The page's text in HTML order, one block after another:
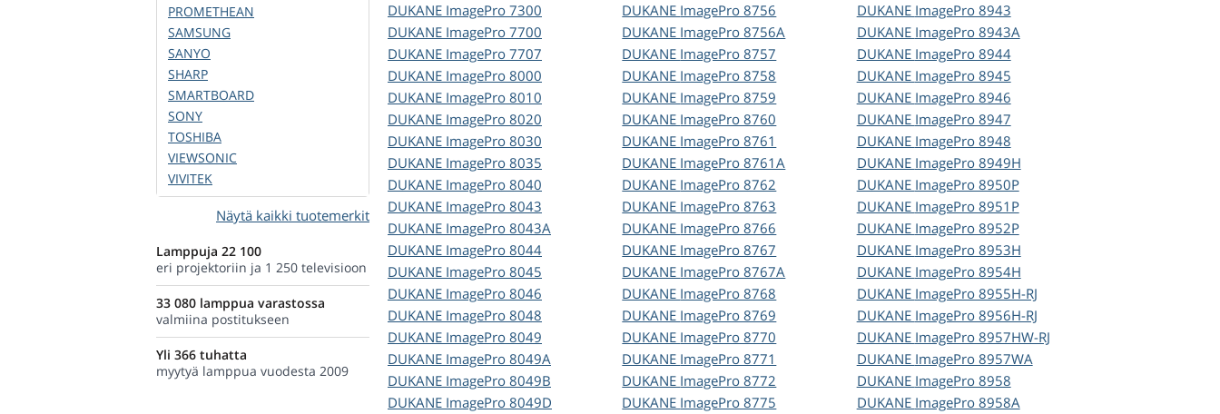
DUKANE ImagePro 7300
DUKANE ImagePro 7700
DUKANE ImagePro 7707
DUKANE ImagePro 8000
DUKANE ImagePro 8010
DUKANE ImagePro 8020
DUKANE ImagePro 8030
DUKANE ImagePro 8035
DUKANE ImagePro 8040
DUKANE ImagePro 8043
DUKANE ImagePro 8043A
DUKANE ImagePro 8044
DUKANE ImagePro 8045
DUKANE ImagePro 8046
DUKANE ImagePro 8048
DUKANE ImagePro 8049
DUKANE ImagePro 8049A
DUKANE ImagePro 8049B
DUKANE ImagePro 8049D
DUKANE ImagePro 8756
DUKANE ImagePro 8756A
DUKANE ImagePro 8757
DUKANE ImagePro 8758
DUKANE ImagePro 8759
DUKANE ImagePro 8760
DUKANE ImagePro 8761
DUKANE ImagePro 8761A
DUKANE ImagePro 8762
DUKANE ImagePro 8763
DUKANE ImagePro 8766
DUKANE ImagePro 8767
DUKANE ImagePro 8767A
DUKANE ImagePro 8768
DUKANE ImagePro 8769
DUKANE ImagePro 8770
DUKANE ImagePro 8771
DUKANE ImagePro 8772
DUKANE ImagePro 8775
DUKANE ImagePro 8943
DUKANE ImagePro 8943A
DUKANE ImagePro 8944
DUKANE ImagePro 8945
DUKANE ImagePro 8946
DUKANE ImagePro 8947
DUKANE ImagePro 8948
DUKANE ImagePro 8949H
DUKANE ImagePro 8950P
DUKANE ImagePro 8951P
DUKANE ImagePro 8952P
DUKANE ImagePro 8953H
DUKANE ImagePro 8954H
DUKANE ImagePro 8955H-RJ
DUKANE ImagePro 8956H-RJ
DUKANE ImagePro 8957HW-RJ
DUKANE ImagePro 8957WA
DUKANE ImagePro 8958
DUKANE ImagePro 8958A
PROMETHEAN
SAMSUNG
SANYO
SHARP
SMARTBOARD
SONY
TOSHIBA
VIEWSONIC
VIVITEK
Näytä kaikki tuotemerkit
Lamppuja 22 100
eri projektoriin ja 1 250 televisioon
33 080 lamppua varastossa
valmiina postitukseen
Yli 366 tuhatta
myytyä lamppua vuodesta 2009